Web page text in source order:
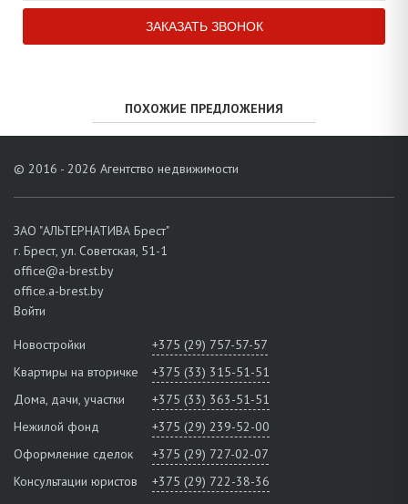
ПОХОЖИЕ ПРЕДЛОЖЕНИЯ
© 2016 - 2026 Агентство недвижимости
ЗАО "АЛЬТЕРНАТИВА Брест"
г. Брест, ул. Советская, 51-1
office@a-brest.by
office.a-brest.by
Войти
Новостройки
+375 (29) 757-57-57
Квартиры на вторичке
+375 (33) 315-51-51
Дома, дачи, участки
+375 (33) 363-51-51
Нежилой фонд
+375 (29) 239-52-00
Оформление сделок
+375 (29) 727-02-07
Консультации юристов
+375 (29) 722-38-36